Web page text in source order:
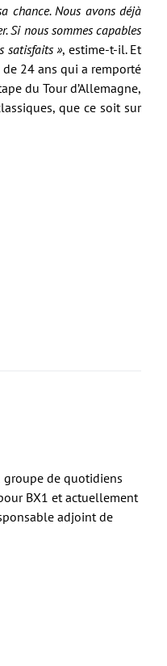
chance. Nous avons déjà
Si nous sommes capables
satisfaits », estime-t-il. Et
24 ans qui a remporté
du Tour d’Allemagne,
que ce soit sur
groupe de quotidiens
BX1 et actuellement
adjoint de